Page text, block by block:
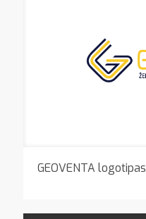
GEOVENTA logotipas